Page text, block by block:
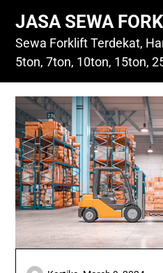
content
JASA SEWA
Sewa Forklift Terdekat,
5ton, 7ton, 10ton, 15ton,